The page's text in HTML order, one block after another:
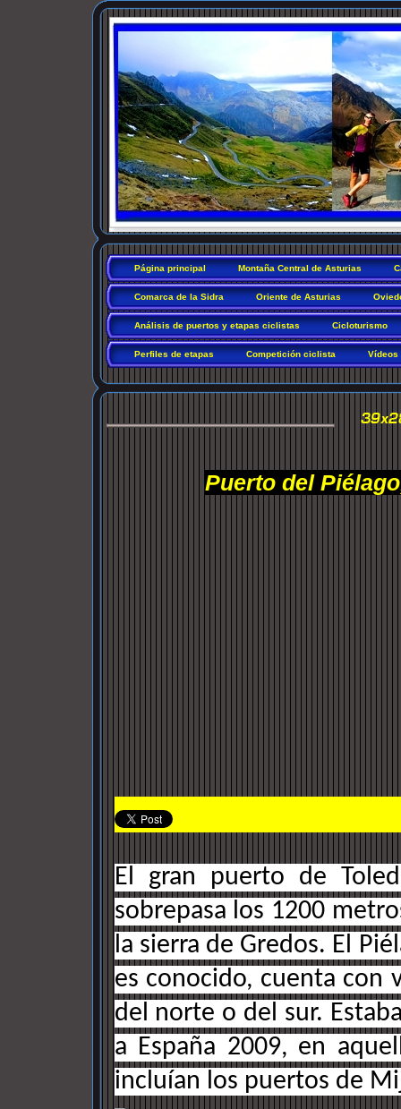
Página principal Montaña Central de Asturias
Comarca de la Sidra Oriente de Asturias
Análisis de puertos y etapas ciclistas Cicloturismo
Perfiles de etapas Competición ciclista Vídeos
Puerto del
El gran puerto de
sobrepasa los 1200
la sierra de Gredos. El
es conocido, cuenta con
del norte o del sur.
a España 2009, en
incluían los puertos de